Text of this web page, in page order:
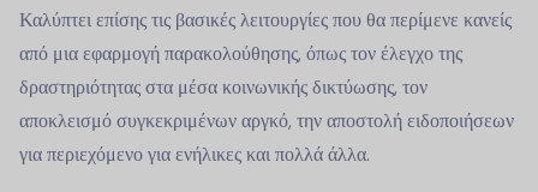
Καλύπτει επίσης τις βασικές λειτουργίες που θα περίμενε κανείς
από μια εφαρμογή παρακολούθησης, όπως τον έλεγχο της
δραστηριότητας στα μέσα κοινωνικής δικτύωσης, τον
αποκλεισμό συγκεκριμένων αργκό, την αποστολή ειδοποιήσεων
για περιεχόμενο για ενήλικες και πολλά άλλα.